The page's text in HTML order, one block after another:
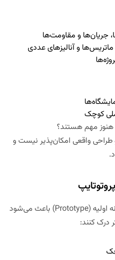
جریان‌ها و مقاومت‌ها
ماتریس‌ها و آنالیزهای عددی
کوچک
هنوز مهم هستند؟
واقعی امکان‌پذیر نیست و
توانایی طراحی عملی و ساخت نمونه اولیه (Prototype) باعث می‌شود
درک کنند: